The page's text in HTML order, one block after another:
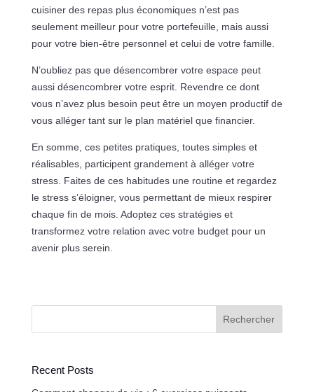
cuisiner des repas plus économiques n’est pas
seulement meilleur pour votre portefeuille, mais aussi
pour votre bien-être personnel et celui de votre famille.
N’oubliez pas que désencombrer votre espace peut
aussi désencombrer votre esprit. Revendre ce dont
vous n’avez plus besoin peut être un moyen productif de
vous alléger tant sur le plan matériel que financier.
En somme, ces petites pratiques, toutes simples et
réalisables, participent grandement à alléger votre
stress. Faites de ces habitudes une routine et regardez
le stress s’éloigner, vous permettant de mieux respirer
chaque fin de mois. Adoptez ces stratégies et
transformez votre relation avec votre budget pour un
avenir plus serein.
Rechercher
Recent Posts